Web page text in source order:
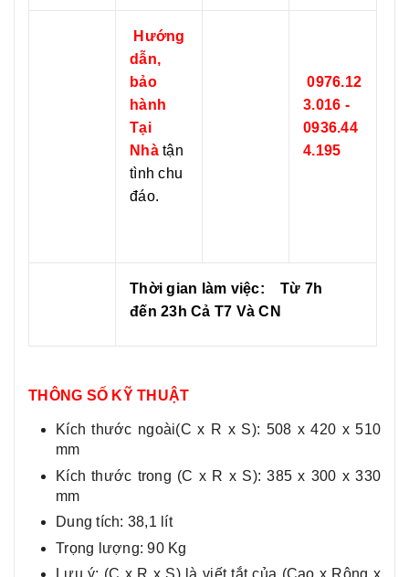
Hướng
dẫn,
bảo
hành
Tại
Nhà tận
tình chu
đáo.
0976.12
3.016 -
0936.44
4.195
Thời gian làm việc:
Từ 7h
đến 23h Cả T7 Và CN
THÔNG SỐ KỸ THUẬT
Kích thước ngoài(C x R x S): 508 x 420 x 510
mm
Kích thước trong (C x R x S): 385 x 300 x 330
mm
Dung tích: 38,1 lít
Trọng lượng: 90 Kg
Lưu ý: (C x R x S) là viết tắt của (Cao x Rộng x